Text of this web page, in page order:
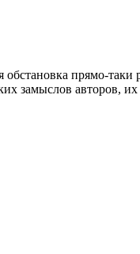
прямо-таки
замыслов авторов,